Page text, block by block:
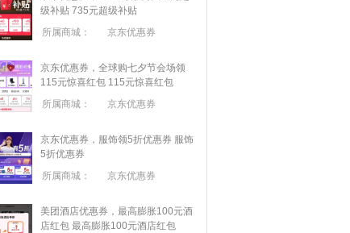
级补贴 735元超级补贴
所属商城：
京东优惠券
京东优惠券，全球购七夕节会场领
115元惊喜红包 115元惊喜红包
所属商城：
京东优惠券
京东优惠券，服饰领5折优惠券 服饰
5折优惠券
所属商城：
京东优惠券
美团酒店优惠券，最高膨胀100元酒
店红包 最高膨胀100元酒店红包